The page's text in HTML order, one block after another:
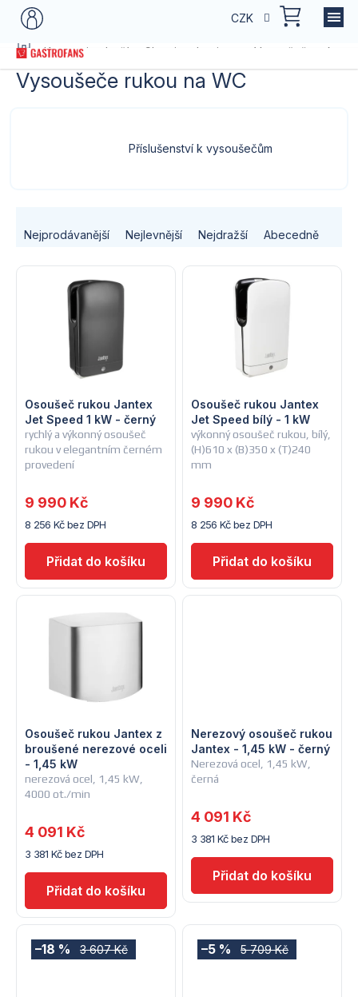
Přejít
CZK
Domů
Kategorie zboží Chemie a hygiena Vysoušeče rukou
Vysoušeče rukou na WC
Příslušenství k vysoušečům
p
d
u
k
Nejprodávanější Nejlevnější Nejdražší Abecedně
V
s
p
o
d
u
k
rychlý a výkonný osoušeč
rukou v elegantním černém
provedení
Osoušeč rukou Jantex
Jet Speed 1 kW - černý
8 256 Kč bez DPH
9 990 Kč
výkonný osoušeč rukou, bílý,
(H)610 x (B)350 x (T)240
mm
Osoušeč rukou Jantex
Jet Speed bílý - 1 kW
8 256 Kč bez DPH
9 990 Kč
nerezová ocel, 1,45 kW,
4000 ot./min
Osoušeč rukou Jantex z
broušené nerezové oceli
- 1,45 kW
3 381 Kč bez DPH
4 091 Kč
Nerezová ocel, 1,45 kW,
černá
Nerezový osoušeč rukou
Jantex - 1,45 kW - černý
3 381 Kč bez DPH
4 091 Kč
3 607 Kč
–18 % 5 709 Kč
–5 %